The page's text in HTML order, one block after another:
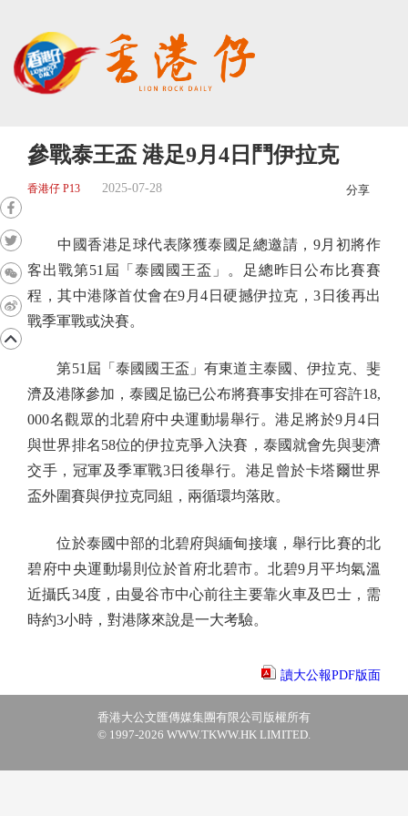
參戰泰王盃 港足9月4日鬥伊拉克
香港仔 P13 2025-07-28 分享
中國香港足球代表隊獲泰國足總邀請，9月初將作
客出戰第51屆「泰國國王盃」。足總昨日公布比賽賽
程，其中港隊首仗會在9月4日硬撼伊拉克，3日後再出
戰季軍戰或決賽。
第51屆「泰國國王盃」有東道主泰國、伊拉克、斐
濟及港隊參加，泰國足協已公布將賽事安排在可容許18,
000名觀眾的北碧府中央運動場舉行。港足將於9月4日
與世界排名58位的伊拉克爭入決賽，泰國就會先與斐濟
交手，冠軍及季軍戰3日後舉行。港足曾於卡塔爾世界
盃外圍賽與伊拉克同組，兩循環均落敗。
位於泰國中部的北碧府與緬甸接壤，舉行比賽的北
碧府中央運動場則位於首府北碧市。北碧9月平均氣溫
近攝氏34度，由曼谷市中心前往主要靠火車及巴士，需
時約3小時，對港隊來說是一大考驗。
讀大公報PDF版面
香港大公文匯傳媒集團有限公司版權所有
© 1997-2026 WWW.TKWW.HK LIMITED.